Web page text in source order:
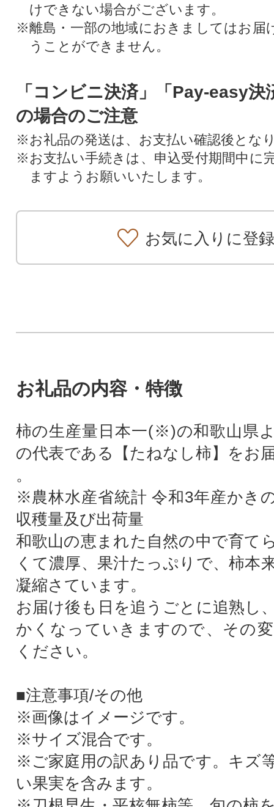
けできない場合がございます。
※離島・一部の地域におきましてはお届
うことができません。
「コンビニ決済」「Pay-easy決
の場合のご注意
※お礼品の発送は、お支払い確認後とな
※お支払い手続きは、申込受付期間中に
ますようお願いいたします。
お気に入りに登録
お礼品の内容・特徴
柿の生産量日本一(※)の和歌山県
の代表である【たねなし柿】をお
。
※農林水産省統計 令和3年産かき
収穫量及び出荷量
和歌山の恵まれた自然の中で育て
くて濃厚、果汁たっぷりで、柿本
凝縮さています。
お届け後も日を追うごとに追熟し
かくなっていきますので、その
ください。
■注意事項/その他
※画像はイメージです。
※サイズ混合です。
※ご家庭用の訳あり品です。キズ
い果実を含みます。